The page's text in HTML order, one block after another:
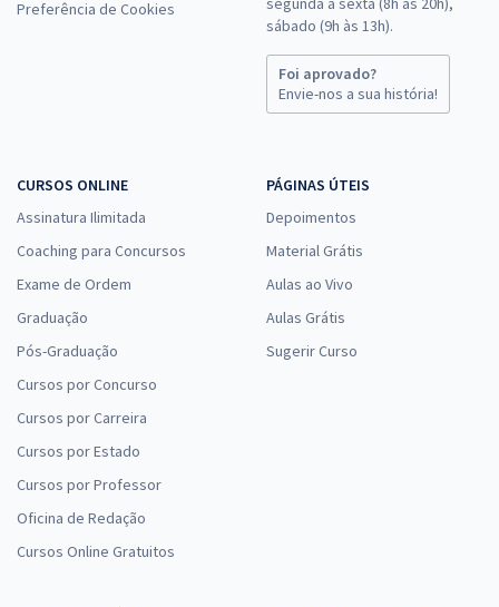
Preferência de Cookies
sábado (9h às 13h).
Foi aprovado?
Envie-nos a sua história!
CURSOS ONLINE
Assinatura Ilimitada
Coaching para Concursos
Exame de Ordem
Graduação
Pós-Graduação
Cursos por Concurso
Cursos por Carreira
Cursos por Estado
Cursos por Professor
Oficina de Redação
Cursos Online Gratuitos
PÁGINAS ÚTEIS
Depoimentos
Material Grátis
Aulas ao Vivo
Aulas Grátis
Sugerir Curso